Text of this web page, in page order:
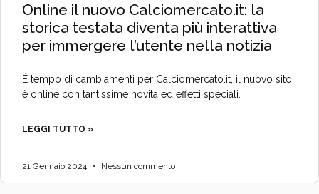
Online il nuovo Calciomercato.it: la
storica testata diventa più interattiva
per immergere l’utente nella notizia
È tempo di cambiamenti per Calciomercato.it, il nuovo sito
è online con tantissime novità ed effetti speciali.
LEGGI TUTTO »
21 Gennaio 2024 Nessun commento